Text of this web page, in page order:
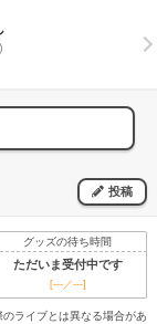
投稿
グッズの待ち時間
ただいま受付中です
[---／---]
ライブとは異なる場合があ